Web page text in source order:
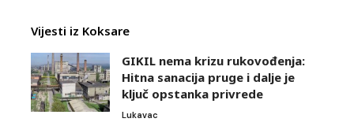
Vijesti iz Koksare
GIKIL nema krizu rukovođenja:
Hitna sanacija pruge i dalje je
ključ opstanka privrede
Lukavac